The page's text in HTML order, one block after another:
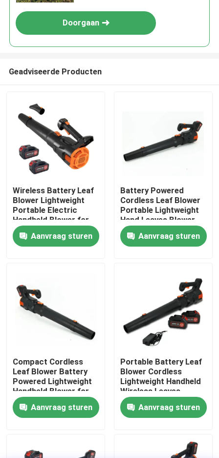
Thuis
Producten
Video's
fabrieksdisplay
Neem contact met ons op
Vraag een offerte
Benzinekettingzaag
elektrische kettingzaag
Doorgaan
Geadviseerde Producten
Wireless Battery Leaf
Blower Lightweight
Portable Electric
Handheld Blower for
Yard and Driveway
Aanvraag sturen
Battery Powered
Cordless Leaf Blower
Portable Lightweight
Hand Leaves Blower
for Easy Cleaning
Aanvraag sturen
Compact Cordless
Leaf Blower Battery
Powered Lightweight
Handheld Blower for
Home Garden Use
Aanvraag sturen
Portable Battery Leaf
Blower Cordless
Lightweight Handheld
Wireless Leaves
Blower for Home Yard
Use Aanvraag sturen